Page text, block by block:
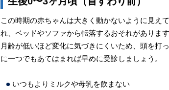
この時期の赤ちゃんは大きく動かないように見え
れ、ベッドやソファから転落するおそれがあります
月齢が低いほど変化に気づきにくいため、頭を打
に一つでもあてはまれば早めに受診しましょう。
いつもよりミルクや母乳を飲まない